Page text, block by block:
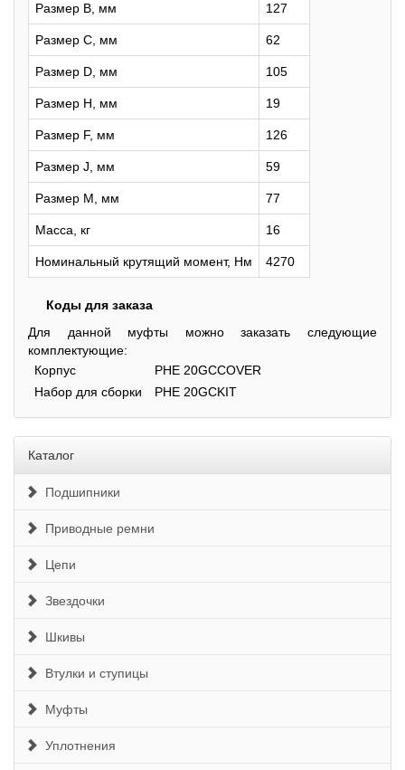
Размер B, мм 127
Размер C, мм 62
Размер D, мм 105
Размер H, мм 19
Размер F, мм 126
Размер J, мм 59
Размер M, мм 77
Масса, кг 16
Номинальный крутящий момент, Нм 4270
Коды для заказа
Для данной муфты можно заказать следующие
комплектующие:
Корпус
PHE 20GCCOVER
Набор для сборки
PHE 20GCKIT
Каталог
Подшипники
Приводные ремни
Цепи
Звездочки
Шкивы
Втулки и ступицы
Муфты
Уплотнения